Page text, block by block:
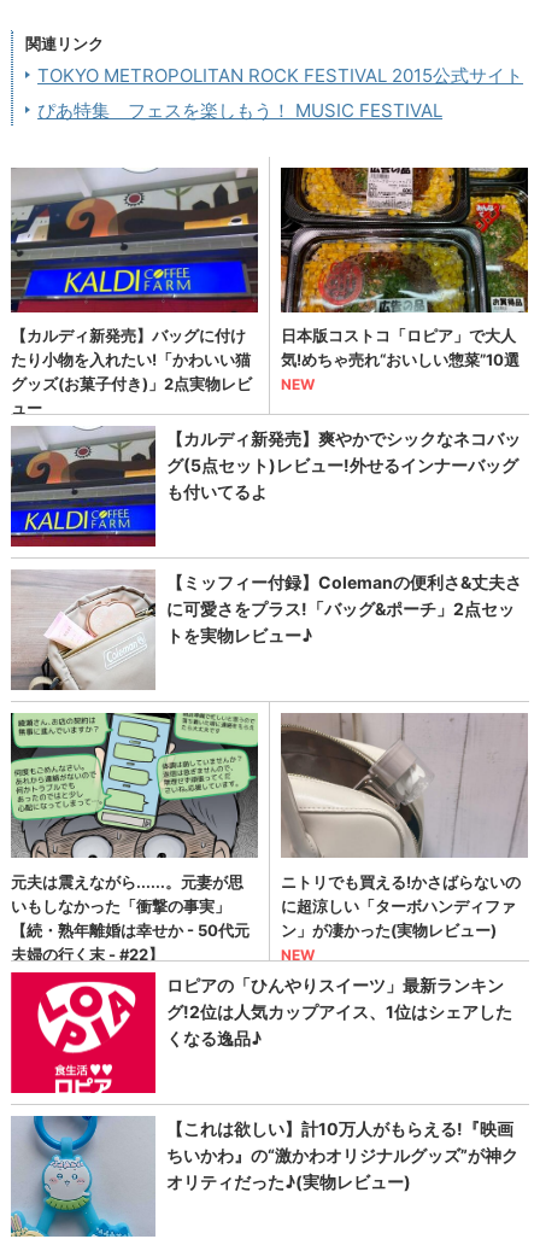
関連リンク
TOKYO METROPOLITAN ROCK FESTIVAL 2015公式サイト
ぴあ特集 フェスを楽しもう！ MUSIC FESTIVAL